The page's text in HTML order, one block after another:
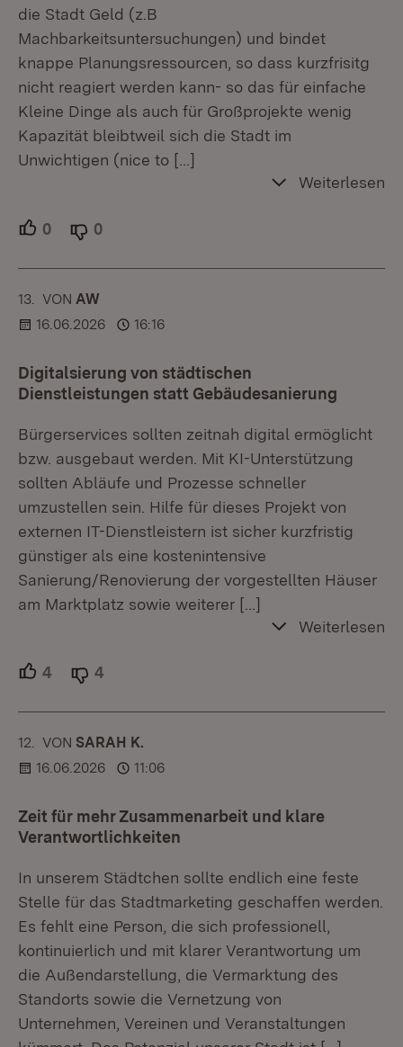
die Stadt Geld (z.B
Machbarkeitsuntersuchungen) und bindet
knappe Planungsressourcen, so dass kurzfrisitg
nicht reagiert werden kann- so das für einfache
Kleine Dinge als auch für Großprojekte wenig
Kapazität bleibtweil sich die Stadt im
Unwichtigen (nice to […]
Weiterlesen
0 Unterstützer.
0
13. KOMMENTAR
VON :AW
16.06.2026
16:16
Digitalsierung von städtischen
Dienstleistungen statt Gebäudesanierung
Bürgerservices sollten zeitnah digital ermöglicht
bzw. ausgebaut werden. Mit KI-Unterstützung
sollten Abläufe und Prozesse schneller
umzustellen sein. Hilfe für dieses Projekt von
externen IT-Dienstleistern ist sicher kurzfristig
günstiger als eine kostenintensive
Sanierung/Renovierung der vorgestellten Häuser
am Marktplatz sowie weiterer […]
Weiterlesen
4 Unterstützer.
4
12. KOMMENTAR
VON :SARAH K.
16.06.2026
11:06
Zeit für mehr Zusammenarbeit und klare
Verantwortlichkeiten
In unserem Städtchen sollte endlich eine feste
Stelle für das Stadtmarketing geschaffen werden.
Es fehlt eine Person, die sich professionell,
kontinuierlich und mit klarer Verantwortung um
die Außendarstellung, die Vermarktung des
Standorts sowie die Vernetzung von
Unternehmen, Vereinen und Veranstaltungen